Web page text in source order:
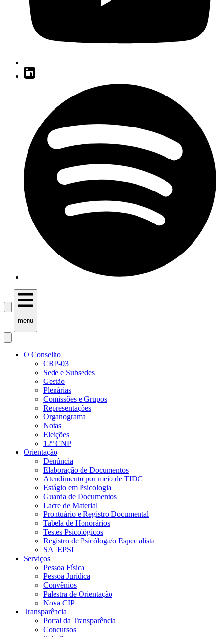
menu
O Conselho
CRP-03
Sede e Subsedes
Gestão
Plenárias
Comissões e Grupos
Representações
Organograma
Notas
Eleições
12º CNP
Orientação
Denúncia
Elaboração de Documentos
Atendimento por meio de TIDC
Estágio em Psicologia
Guarda de Documentos
Lacre de Material
Prontuário e Registro Documental
Tabela de Honorários
Testes Psicológicos
Registro de Psicóloga/o Especialista
SATEPSI
Serviços
Pessoa Física
Pessoa Jurídica
Convênios
Palestra de Orientação
Nova CIP
Transparência
Portal da Transparência
Concursos